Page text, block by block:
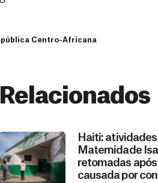
Centro-Africana
Relacionados
Haiti: atividades
Maternidade
retomadas
causada por